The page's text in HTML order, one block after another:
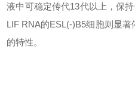
液中可稳定传代13代以上，保
LIF RNA的ESL(-)B5细胞则显
的特性。